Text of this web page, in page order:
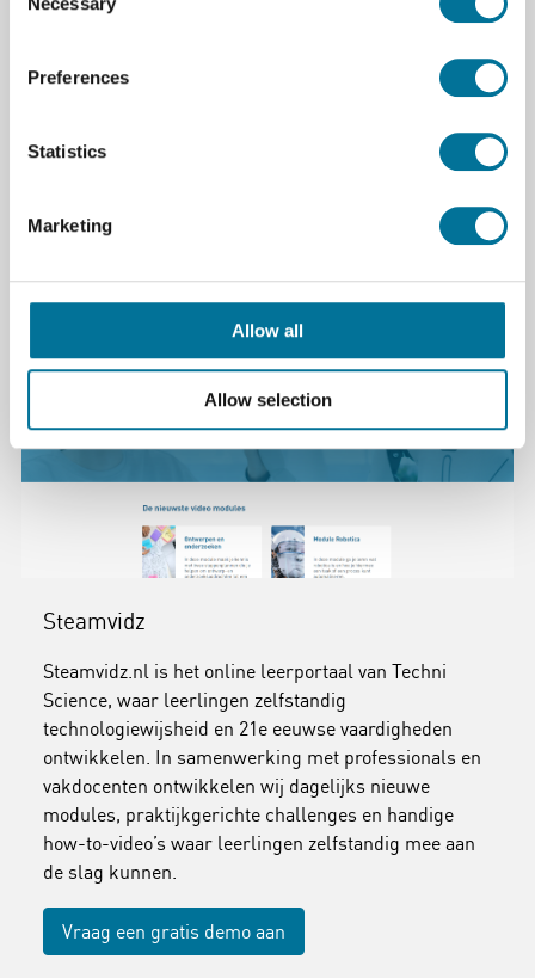
Selection
Preferences
Statistics
Marketing
Allow all
Allow selection
Een waardevolle toevoeging aan elke educatieve
Steamvidz
Steamvidz.nl is het online leerportaal van Techni
Science, waar leerlingen zelfstandig
technologiewijsheid en 21e eeuwse vaardigheden
ontwikkelen. In samenwerking met professionals en
vakdocenten ontwikkelen wij dagelijks nieuwe
modules, praktijkgerichte challenges en handige
how-to-video’s waar leerlingen zelfstandig mee aan
de slag kunnen.
Vraag een gratis demo aan